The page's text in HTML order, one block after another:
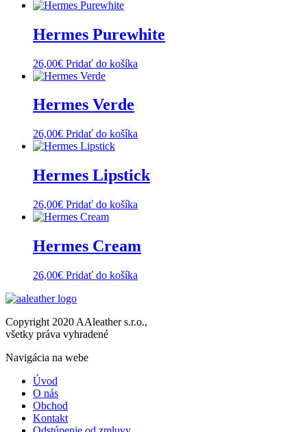
Hermes Purewhite
26,00€ Pridať do košíka
Hermes Verde
26,00€ Pridať do košíka
Hermes Lipstick
26,00€ Pridať do košíka
Hermes Cream
26,00€ Pridať do košíka
Copyright 2020 AAleather s.r.o.,
všetky práva vyhradené
Navigácia na webe
Úvod
O nás
Obchod
Kontakt